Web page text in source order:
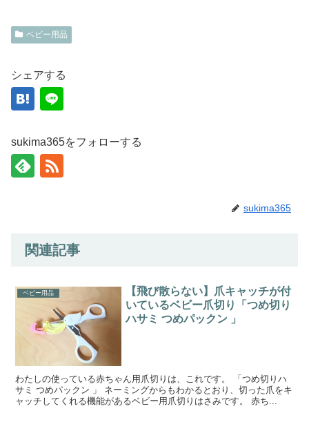
ベビー用品
シェアする
sukima365をフォローする
sukima365
関連記事
ベビー用品
【飛び散らない】爪キャッチが付
いているベビー爪切り「つめ切り
ハサミ つめパックン 」
わたしの使っている赤ちゃん用爪切りは、これです。 「つめ切りハ
サミ つめパックン 」 ネーミングからもわかるとおり、切った爪をキ
ャッチしてくれる機能があるベビー用爪切りはさみです。 赤ち...